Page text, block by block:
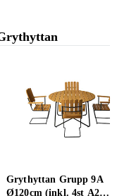
Grythyttan Grupp 9A
Ø120cm (inkl. 4st A2